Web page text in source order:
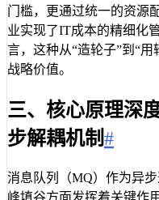
门槛，更通过统一的资源
业实现了IT成本的精细化
言，这种从“造轮子”到“
战略价值。
三、核心原理深
步解耦机制#
消息队列（MQ）作为异